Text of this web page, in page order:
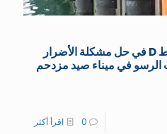
كيف ساهمت مصدات المطاط D في حل مشكلة الأضرار
الرسو في ميناء صيد مزدحم
0 اقرأ أكثر